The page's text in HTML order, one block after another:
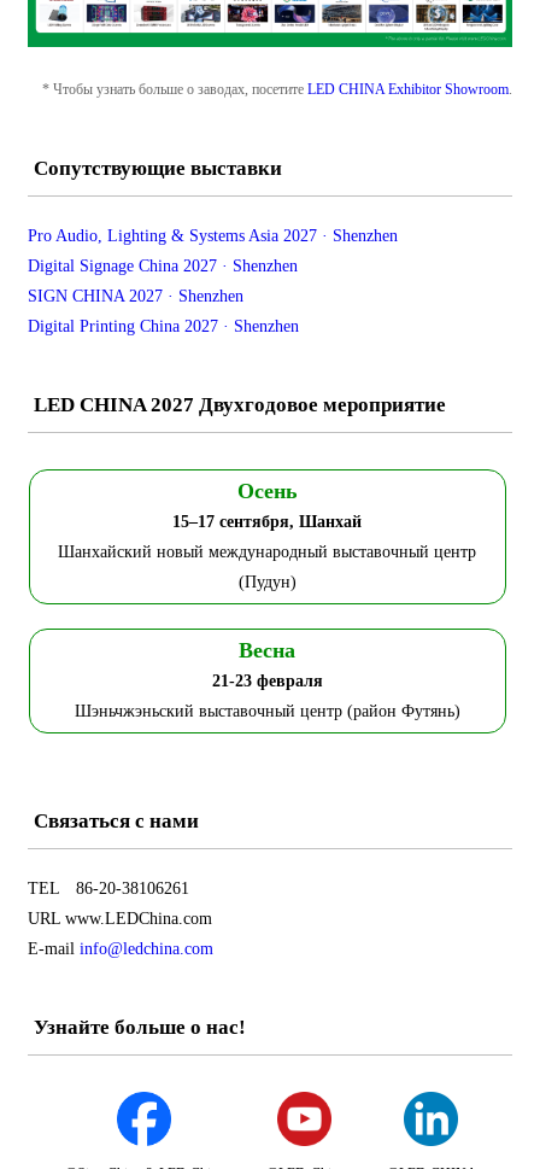
* Чтобы узнать больше о заводах, посетите LED CHINA Exhibitor Showroom
Сопутствующие выставки
Pro Audio, Lighting & Systems Asia 2027 · Shenzhen
Digital Signage China 2027 · Shenzhen
SIGN CHINA 2027 · Shenzhen
Digital Printing China 2027 · Shenzhen
LED CHINA 2027 Двухгодовое мероприятие
Осень
15–17 сентября, Шанхай
Шанхайский новый международный выставочный центр
(Пудун)
Весна
21-23 февраля
Шэньчжэньский выставочный центр (район Футянь)
Связаться с нами
TEL 86-20-38106261
URL www.LEDChina.com
E-mail info@ledchina.com
Узнайте больше о нас!